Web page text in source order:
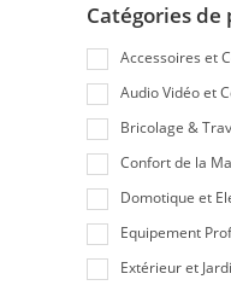
Catégories
Accessoires et
Audio Vidéo et
Bricolage &
Confort de la
Domotique et
Equipement
Extérieur et